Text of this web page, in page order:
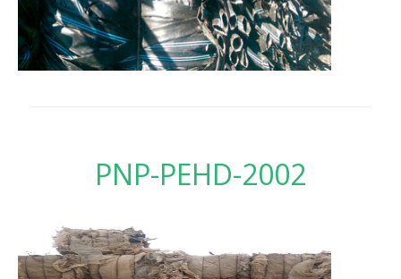
PNP-PEHD-2002